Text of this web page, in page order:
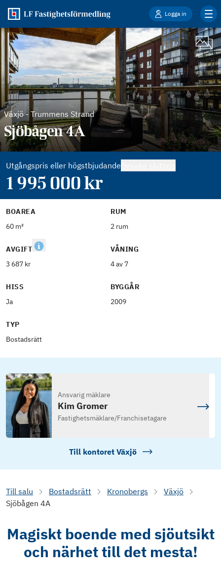
Logga in
Växjö- Trummens Strand
Sjöbågen 4A
Utgångspris eller högstbjudande
1 995 000kr
BOAREA
60 m²
RUM
2 rum
AVGIFT
3 687 kr
VÅNING
4 av 7
HISS
Ja
BYGGÅR
2009
TYP
Bostadsrätt
Ansvarig mäklare
Kim Gromer
Fastighetsmäklare/Franchisetagare
Till kontoret Växjö
Till salu Bostadsrätt Kronobergs
Växjö
Sjöbågen 4A
Magiskt boende med sjöutsikt
och närhet till det mesta!